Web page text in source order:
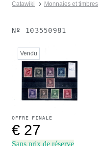
Catawiki Monnaies et timbres
Nº 103550981
Vendu
OFFRE FINALE
€ 27
Sans prix de réserve